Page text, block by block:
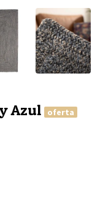
Azul
oferta